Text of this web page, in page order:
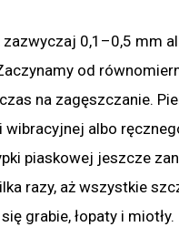
0,1–0,5 mm
od
na zagęszczanie.
albo
piaskowej jeszcze
razy, aż wszystkie
grabie, łopaty i miotły.